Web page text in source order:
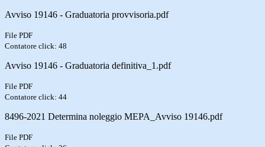
Avviso 19146 - Graduatoria provvisoria.pdf
File PDF
Contatore click: 48
Avviso 19146 - Graduatoria definitiva_1.pdf
File PDF
Contatore click: 44
8496-2021 Determina noleggio MEPA_Avviso 19146.pdf
File PDF